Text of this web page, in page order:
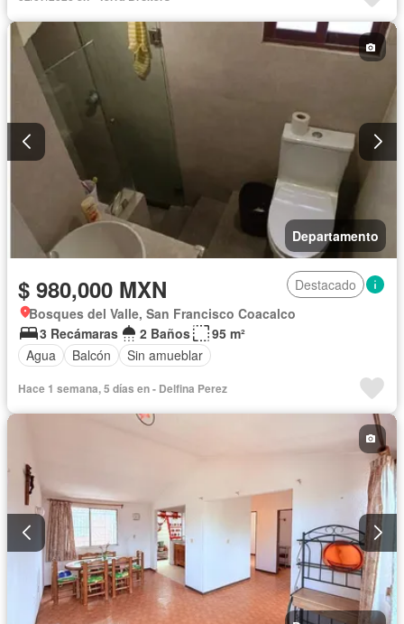
Departamento
$ 980,000 MXN
Destacado
Bosques del Valle, San Francisco Coacalco
3 Recámaras
2 Baños
95 m²
Agua
Balcón Sin amueblar
Hace 1 semana, 5 días en - Delfina Perez